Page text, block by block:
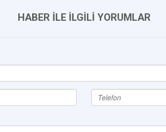
HABER İLE İLGİLİ YORUMLAR